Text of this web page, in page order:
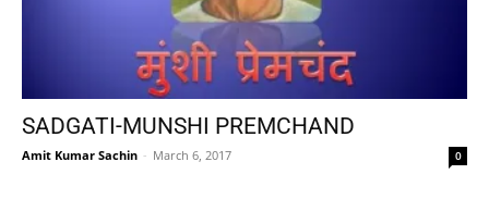
SADGATI-MUNSHI PREMCHAND
Amit Kumar Sachin - March 6, 2017 0